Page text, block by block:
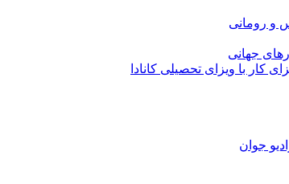
و رومانی
جهانی
کار با ویزای تحصیلی کانادا
جوان